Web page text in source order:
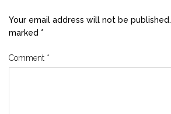
Your email address will not be published.
marked *
Comment *